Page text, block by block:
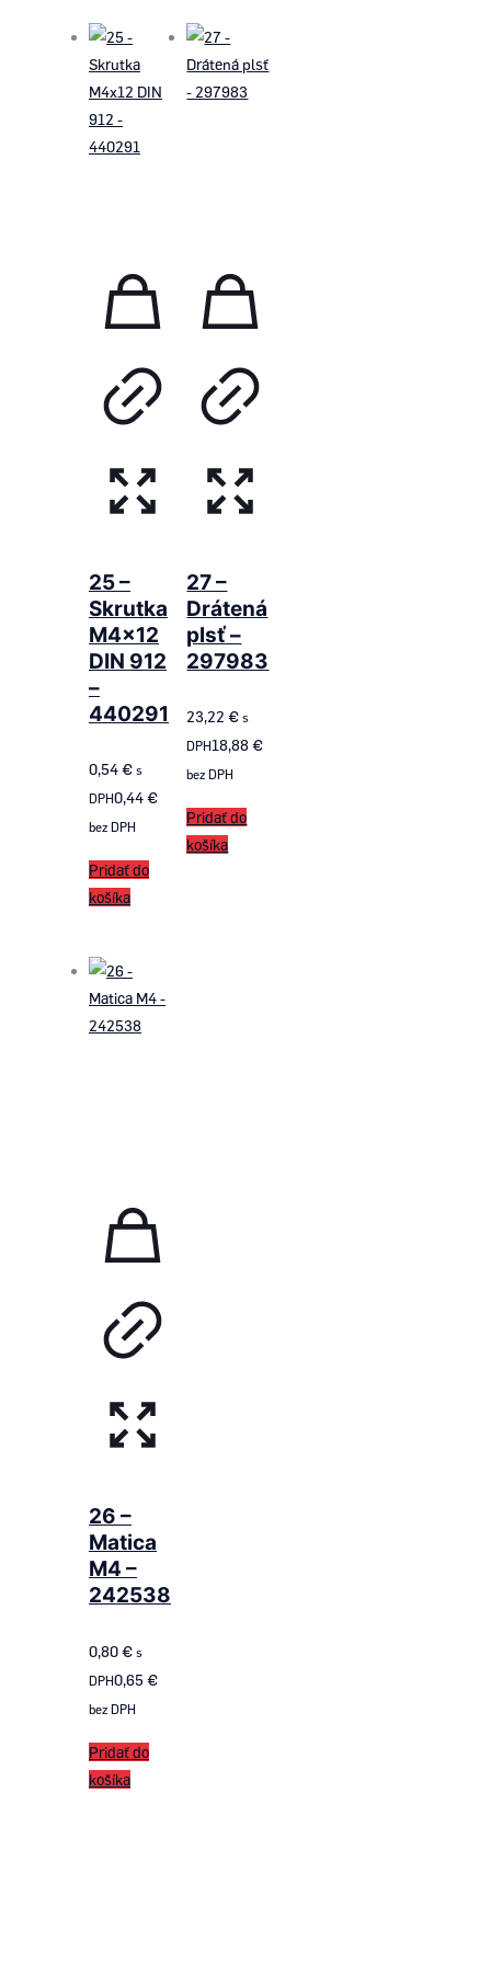
25 –
Skrutka
M4x12
DIN 912
–
440291
0,54€ s
DPH0,44€
bez DPH
Pridať do
košíka
27 –
Drátená
plsť –
297983
23,22€ s
DPH18,88€
bez DPH
Pridať do
košíka
26 –
Matica
M4 –
242538
0,80€ s
DPH0,65€
bez DPH
Pridať do
košíka